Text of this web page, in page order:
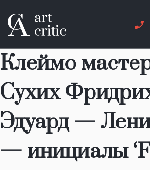
Клеймо
Сухих
Эдуард —
— инициалы